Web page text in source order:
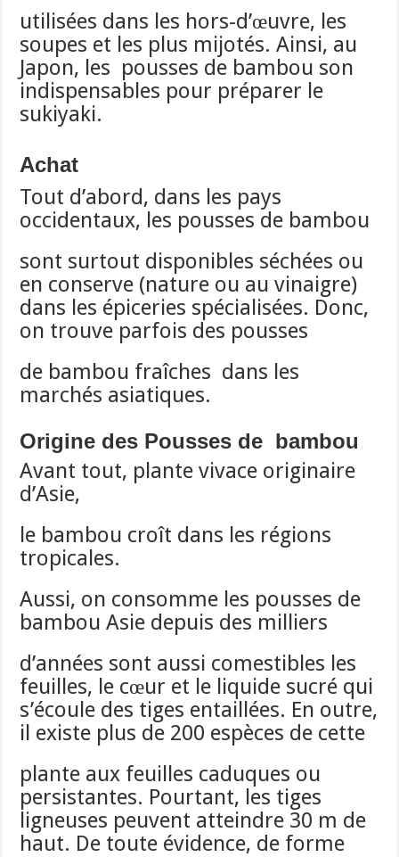
utilisées dans les hors-d’œuvre, les
soupes et les plus mijotés. Ainsi, au
Japon, les pousses de bambou son
indispensables pour préparer le
sukiyaki.
Achat
Tout d’abord, dans les pays
occidentaux, les pousses de bambou
sont surtout disponibles séchées ou
en conserve (nature ou au vinaigre)
dans les épiceries spécialisées. Donc,
on trouve parfois des pousses
de bambou fraîches dans les
marchés asiatiques.
Origine des Pousses de bambou
Avant tout, plante vivace originaire
d’Asie,
le bambou croît dans les régions
tropicales.
Aussi, on consomme les pousses de
bambou Asie depuis des milliers
d’années sont aussi comestibles les
feuilles, le cœur et le liquide sucré qui
s’écoule des tiges entaillées. En outre,
il existe plus de 200 espèces de cette
plante aux feuilles caduques ou
persistantes. Pourtant, les tiges
ligneuses peuvent atteindre 30 m de
haut. De toute évidence, de forme